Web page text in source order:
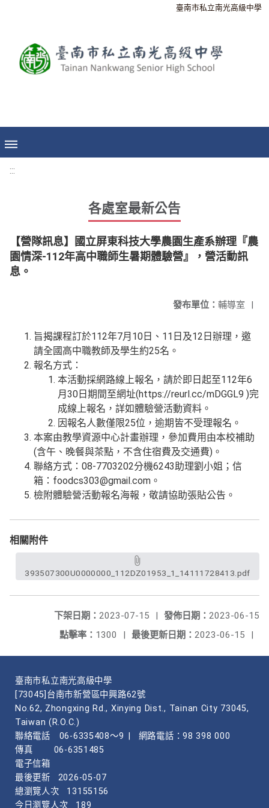
臺南市私立南光高級中學
:::
各處室最新公告
【營隊訊息】國立屏東科技大學農園生產系辦理『農
園情深-112年高中職師生暑期體驗營』，營活動訊
息。
發布單位： 輔導室 |
旨揭課程訂於112年7月10日、11日及12日辦理，邀
請全國高中職教師及學生約25名。
報名方式：
本活動採網路線上報名，請於即日起至112年6
月30日期間至網址(https://reurl.cc/mDGGL9 )完
成線上報名，詳如體驗營活動資料。
因報名人數僅限25位，逾期皆不受理報名。
本案由教學資源中心計畫辦理，參加費用由本校補助
(含午、晚餐與茶點，不含住宿費及交通費)。
聯絡方式：08-7703202分機6243助理劉小姐；信
箱：foodcs303@gmail.com。
檢附體驗營活動報名海報，敬請協助張貼公告。
相關附件
393507300U0000000_112DZ01953_1_14111728413.pdf
發佈日期： 2023-06-15
下架日期： 2023-07-15
|
最後更新日期： 2023-06-15 |
點擊率： 1300 |
臺南市私立南光高級中學
[73045]台南市新營區中興路62號
No.62, Zhongxing Rd., Xinying Dist., Tainan City 73045,
Taiwan (R.O.C.)
聯絡電話
06-6335408～9
網路電話：98 398 000
傳真
06-6351485
電子信箱
最後更新
2026-05-07
總瀏覽人次
13155156
今日瀏覽人次
189